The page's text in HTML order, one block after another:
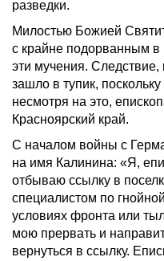
разведки.
Милостью Божией
с крайне подорванным
эти мучения.
зашло в тупик,
несмотря на это,
Красноярский край.
С началом войны с
на имя Калинина: «Я,
отбываю ссылку в
специалистом по
условиях фронта или
мою прервать и
вернуться в ссылку.